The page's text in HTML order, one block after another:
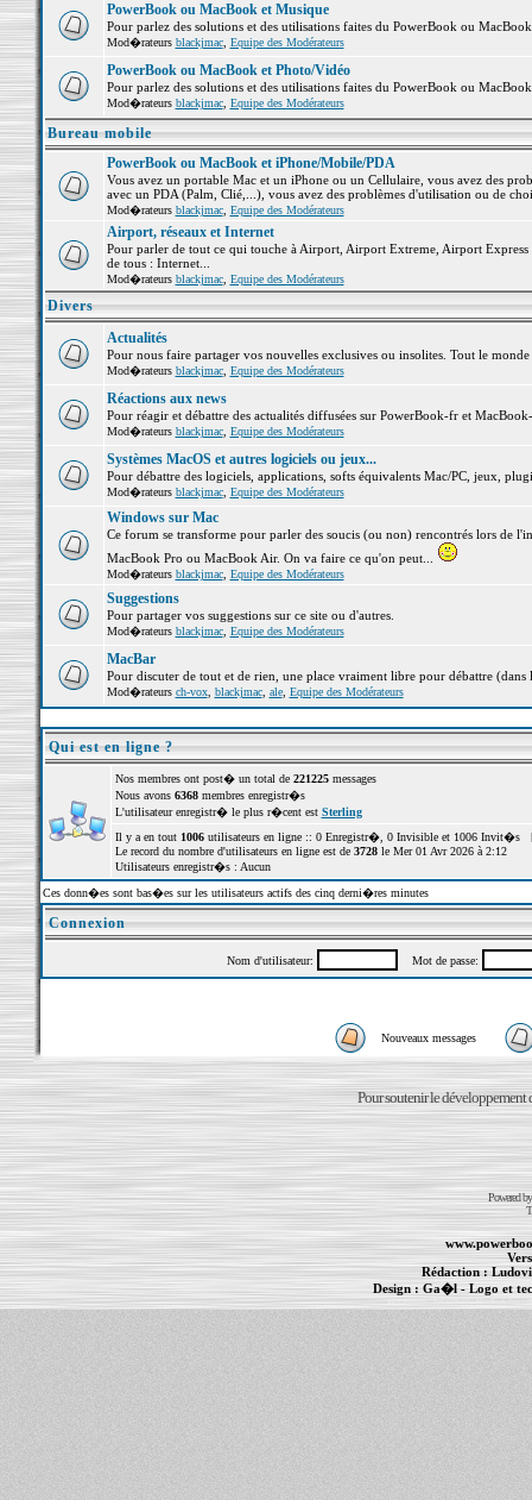
PowerBook ou MacBook et Musique
Pour parlez des solutions et des utilisations faites du PowerBook ou
Mod�rateurs blackjmac, Equipe des Modérateurs
PowerBook ou MacBook et Photo/Vidéo
Pour parlez des solutions et des utilisations faites du PowerBook ou
Mod�rateurs blackjmac, Equipe des Modérateurs
Bureau mobile
PowerBook ou MacBook et iPhone/Mobile/PDA
Vous avez un portable Mac et un iPhone ou un Cellulaire, vous avez des
avec un PDA (Palm, Clié,...), vous avez des problèmes d'utilisation ou de
Mod�rateurs blackjmac, Equipe des Modérateurs
Airport, réseaux et Internet
Pour parler de tout ce qui touche à Airport, Airport Extreme, Airport
de tous : Internet...
Mod�rateurs blackjmac, Equipe des Modérateurs
Divers
Actualités
Pour nous faire partager vos nouvelles exclusives ou insolites. Tout le
Mod�rateurs blackjmac, Equipe des Modérateurs
Réactions aux news
Pour réagir et débattre des actualités diffusées sur PowerBook-fr et
Mod�rateurs blackjmac, Equipe des Modérateurs
Systèmes MacOS et autres logiciels ou jeux...
Pour débattre des logiciels, applications, softs équivalents Mac/PC, jeux,
Mod�rateurs blackjmac, Equipe des Modérateurs
Windows sur Mac
Ce forum se transforme pour parler des soucis (ou non) rencontrés lors de
MacBook Pro ou MacBook Air. On va faire ce qu'on peut...
Mod�rateurs blackjmac, Equipe des Modérateurs
Suggestions
Pour partager vos suggestions sur ce site ou d'autres.
Mod�rateurs blackjmac, Equipe des Modérateurs
MacBar
Pour discuter de tout et de rien, une place vraiment libre pour débattre (dans
Mod�rateurs ch-vox, blackjmac, ale, Equipe des Modérateurs
Qui est en ligne ?
Nos membres ont post� un total de 221225messages
Nous avons 6368membres enregistr�s
L'utilisateur enregistr� le plus r�cent est Sterling
Il y a en tout 1006utilisateurs en ligne :: 0 Enregistr�, 0 Invisible et 1006 Invit�s
Le record du nombre d'utilisateurs en ligne est de 3728le Mer 01 Avr 2026 à 2:12
Utilisateurs enregistr�s : Aucun
Ces donn�es sont bas�es sur les utilisateurs actifs des cinq derni�res minutes
Connexion
Nom d'utilisateur: Mot de passe:
Nouveaux messages
Pour soutenir le développement
Powered
Rédaction :
Design : Ga�l- Logo et